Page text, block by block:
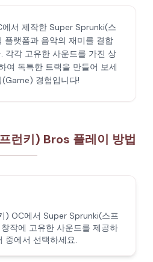
서 제작한 Super Sprunki(스
플랫폼과 음악의 재미를 결합
각각 고유한 사운드를 가진 상
여 독특한 트랙을 만들어 보세
경험입니다!
런키) Bros 플레이 방법
) OC에서 Super Sprunki(스프
작에 고유한 사운드를 제공하
중에서 선택하세요.